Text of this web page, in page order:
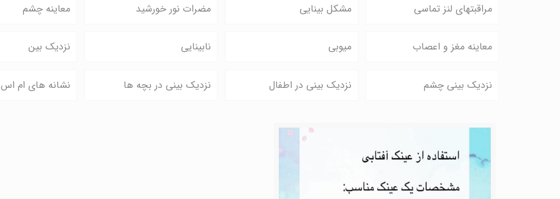
مراقبتهای لنز تماسی مشکل بینایی مضرات نور خورشید معاینه چشم
معاینه مغز و اعصاب میوبی نابینایی نزدیک بین
نزدیک بینی چشم نزدیک بینی در اطفال نزدیک بینی در بچه ها نشانه های ام اس